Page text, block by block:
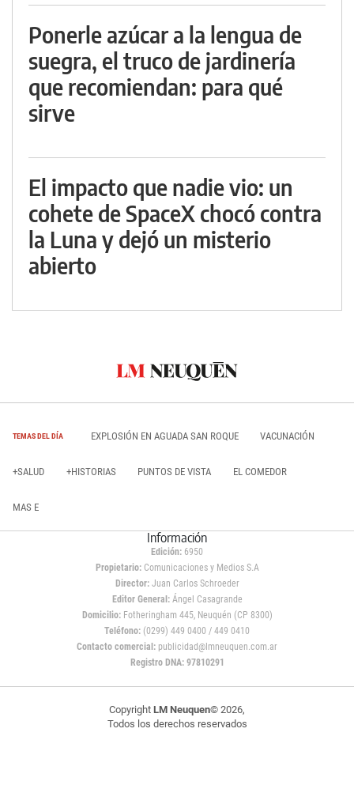
Ponerle azúcar a la lengua de
suegra, el truco de jardinería
que recomiendan: para qué
sirve
El impacto que nadie vio: un
cohete de SpaceX chocó contra
la Luna y dejó un misterio
abierto
TEMAS DEL DÍA EXPLOSIÓN EN AGUADA SAN ROQUE VACUNACIÓN
+SALUD +HISTORIAS PUNTOS DE VISTA EL COMEDOR
MAS E
Información
Edición: 6950
Propietario:Comunicaciones y Medios S.A
Director: Juan Carlos Schroeder
Editor General:Ángel Casagrande
Domicilio:Fotheringham 445, Neuquén (CP 8300)
Teléfono: (0299) 449 0400 / 449 0410
Contacto comercial: publicidad@lmneuquen.com.ar
Registro DNA: 97810291
Copyright LM Neuquen© 2026,
Todos los derechos reservados